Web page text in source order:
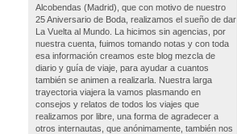
Alcobendas (Madrid), que con motivo de nuestro
25 Aniversario de Boda, realizamos el sueño de dar
La Vuelta al Mundo. La hicimos sin agencias, por
nuestra cuenta, fuimos tomando notas y con toda
esa información creamos este blog mezcla de
diario y guía de viaje, para ayudar a cuantos
también se animen a realizarla. Nuestra larga
trayectoria viajera la vamos plasmando en
consejos y relatos de todos los viajes que
realizamos por libre, una forma de agradecer a
otros internautas, que anónimamente, también nos